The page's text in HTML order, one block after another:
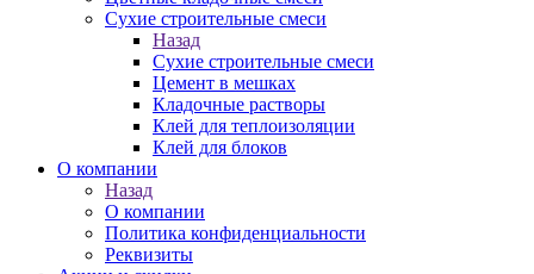
Сухие строительные смеси
Назад
Сухие строительные смеси
Цемент в мешках
Кладочные растворы
Клей для теплоизоляции
Клей для блоков
О компании
Назад
О компании
Политика конфиденциальности
Реквизиты